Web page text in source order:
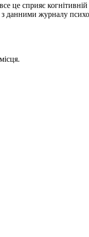
це сприяє
журналу